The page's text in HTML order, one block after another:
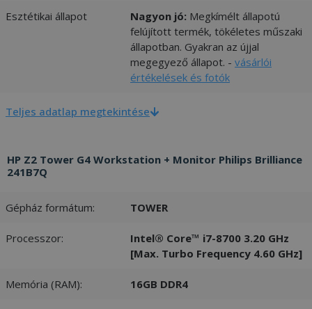
Esztétikai állapot Nagyon jó: Megkímélt állapotú
felújított termék, tökéletes műszaki
állapotban. Gyakran az újjal
megegyező állapot. - vásárlói
értékelések és fotók
Teljes adatlap megtekintése
HP Z2 Tower G4 Workstation + Monitor Philips Brilliance
241B7Q
Gépház formátum: TOWER
Processzor:
Intel® Core™ i7-8700 3.20 GHz
[Max. Turbo Frequency 4.60 GHz]
Memória (RAM): 16GB DDR4